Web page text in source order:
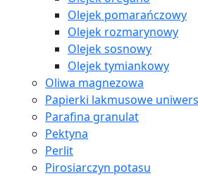
Olejek pomarańczowy
Olejek rozmarynowy
Olejek sosnowy
Olejek tymiankowy
Oliwa magnezowa
Papierki lakmusowe
Parafina granulat
Pektyna
Perlit
Pirosiarczyn potasu